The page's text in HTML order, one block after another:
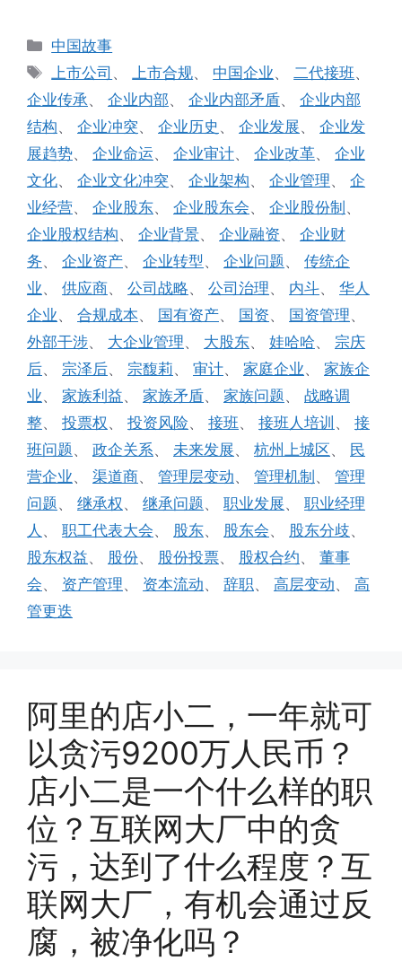
分
类
中国故事
标
签
上市公司 、 上市合规、 中国企业、 二代接班、
企业传承、 企业内部、 企业内部矛盾、 企业内部
结构、 企业冲突、 企业历史 、 企业发展、 企业发
展趋势、 企业命运、 企业审计、 企业改革、 企业
文化、 企业文化冲突、 企业架构、 企业管理、 企
业经营、 企业股东、 企业股东会、 企业股份制、
企业股权结构、 企业背景、 企业融资、 企业财
务、 企业资产、 企业转型、 企业问题、 传统企
业、 供应商、 公司战略、 公司治理、 内斗、 华人
企业、 合规成本、 国有资产、 国资、 国资管理、
外部干涉、 大企业管理、 大股东、 娃哈哈、 宗庆
后、 宗泽后、 宗馥莉、 审计、 家庭企业、 家族企
业、 家族利益、 家族矛盾、 家族问题、 战略调
整、 投票权 、 投资风险、 接班、 接班人培训 、 接
班问题、 政企关系、 未来发展、 杭州上城区、 民
营企业、 渠道商、 管理层变动、 管理机制、 管理
问题、 继承权 、 继承问题、 职业发展、 职业经理
人 、 职工代表大会、 股东、 股东会、 股东分歧、
股东权益、 股份、 股份投票、 股权合约、 董事
会、 资产管理、 资本流动、 辞职、 高层变动、 高
管更迭
阿里的店小二，一年就可
以贪污9200万人民币？
店小二是一个什么样的职
位？互联网大厂中的贪
污，达到了什么程度？互
联网大厂，有机会通过反
腐，被净化吗？